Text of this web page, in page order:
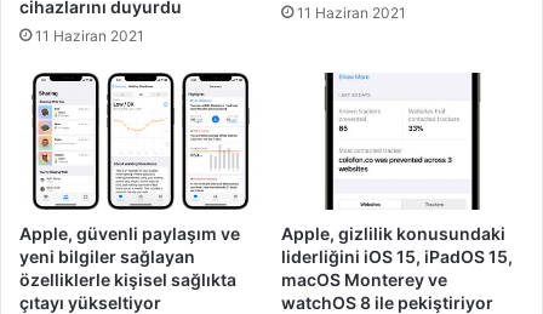
cihazlarını duyurdu
11 Haziran 2021
11 Haziran 2021
Apple, güvenli paylaşım ve
yeni bilgiler sağlayan
özelliklerle kişisel sağlıkta
çıtayı yükseltiyor
Apple, gizlilik konusundaki
liderliğini iOS 15, iPadOS 15,
macOS Monterey ve
watchOS 8 ile pekiştiriyor